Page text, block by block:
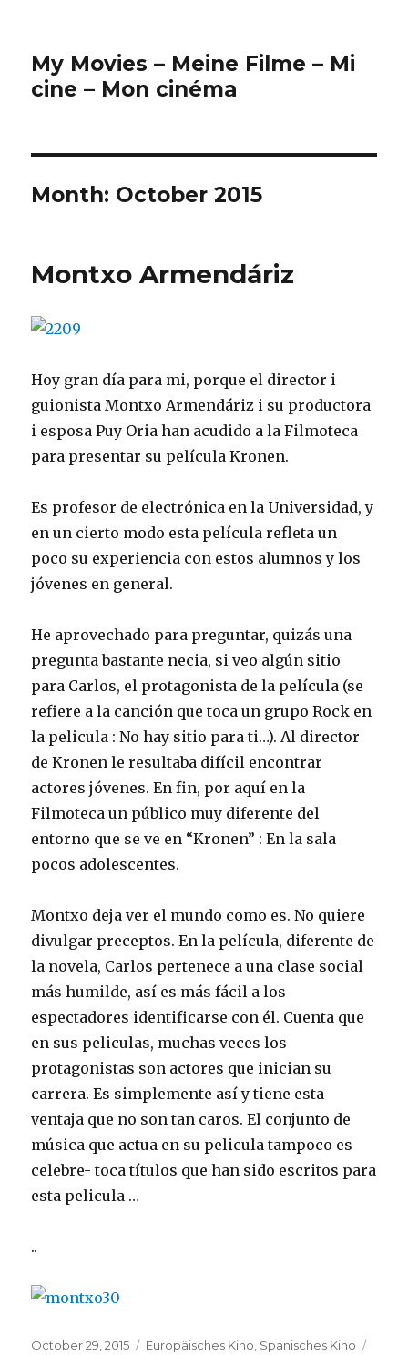
My Movies – Meine Filme – Mi
cine – Mon cinéma
Month: October 2015
Montxo Armendáriz
Hoy gran día para mi, porque el director i
guionista Montxo Armendáriz i su productora
i esposa Puy Oria han acudido a la Filmoteca
para presentar su película Kronen.
Es profesor de electrónica en la Universidad, y
en un cierto modo esta película refleta un
poco su experiencia con estos alumnos y los
jóvenes en general.
He aprovechado para preguntar, quizás una
pregunta bastante necia, si veo algún sitio
para Carlos, el protagonista de la película (se
refiere a la canción que toca un grupo Rock en
la pelicula : No hay sitio para ti…). Al director
de Kronen le resultaba difícil encontrar
actores jóvenes. En fin, por aquí en la
Filmoteca un público muy diferente del
entorno que se ve en “Kronen” : En la sala
pocos adolescentes.
Montxo deja ver el mundo como es. No quiere
divulgar preceptos. En la película, diferente de
la novela, Carlos pertenece a una clase social
más humilde, así es más fácil a los
espectadores identificarse con él. Cuenta que
en sus peliculas, muchas veces los
protagonistas son actores que inician su
carrera. Es simplemente así y tiene esta
ventaja que no son tan caros. El conjunto de
música que actua en su pelicula tampoco es
celebre- toca títulos que han sido escritos para
esta pelicula …
..
Posted
October 29, 2015 Categories
Europäisches Kino Spanisches Kino